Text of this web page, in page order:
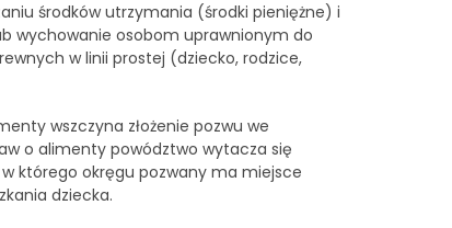
środków utrzymania (środki pieniężne) i
wychowanie osobom uprawnionym do
w linii prostej (dziecko, rodzice,
wszczyna złożenie pozwu we
o alimenty powództwo wytacza się
którego okręgu pozwany ma miejsce
dziecka.